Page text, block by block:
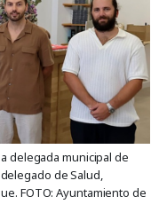
delegada municipal de
de Salud,
FOTO: Ayuntamiento de